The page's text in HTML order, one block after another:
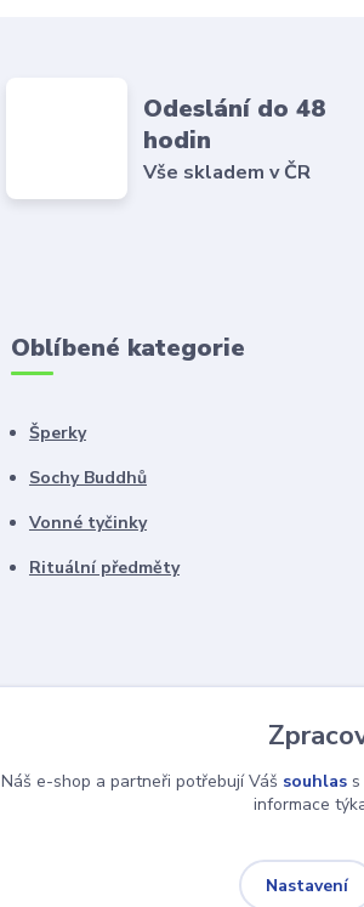
Odeslání do 48
hodin
Vše skladem v ČR
Oblíbené kategorie
Šperky
Sochy Buddhů
Vonné tyčinky
Rituální předměty
Náš e-shop a partneři potřebují Váš souhlass
informace
Nastavení